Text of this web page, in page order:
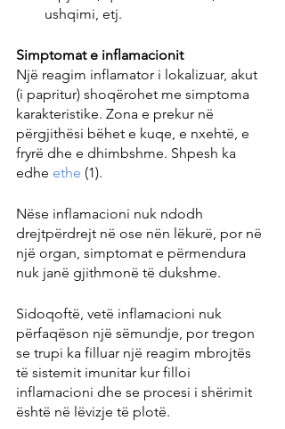
ushqimi, etj.
Simptomat e inflamacionit
Një reagim inflamator i lokalizuar, akut
(i papritur) shoqërohet me simptoma
karakteristike. Zona e prekur në
përgjithësi bëhet e kuqe, e nxehtë, e
fryrë dhe e dhimbshme. Shpesh ka
edhe ethe (1).
Nëse inflamacioni nuk ndodh
drejtpërdrejt në ose nën lëkurë, por në
një organ, simptomat e përmendura
nuk janë gjithmonë të dukshme.
Sidoqoftë, vetë inflamacioni nuk
përfaqëson një sëmundje, por tregon
se trupi ka filluar një reagim mbrojtës
të sistemit imunitar kur filloi
inflamacioni dhe se procesi i shërimit
është në lëvizje të plotë.